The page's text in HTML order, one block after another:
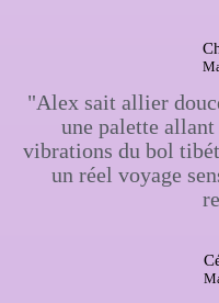
"Alex sait allier
une palette allant
vibrations du bol
un réel voyage